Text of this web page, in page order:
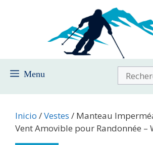
Menu Buscar
Inicio /Vestes / Manteau
Vent Amovible pour Randonnée –